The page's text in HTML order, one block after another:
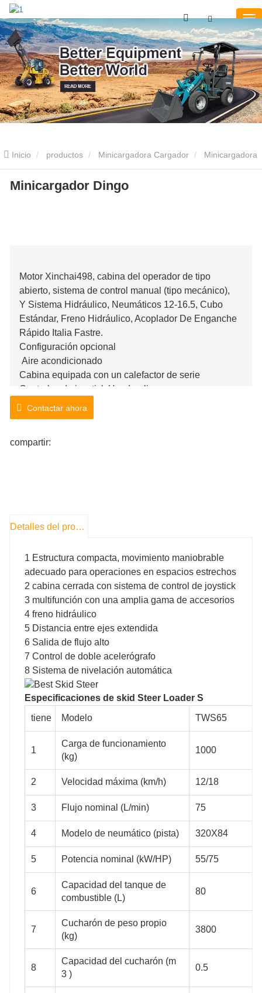
Inicio productos Minicargadora Cargador Minicargadora
de ruedas de 100Hp Minicargador Dingo
Minicargador Dingo
Motor Xinchai498, cabina del operador de tipo
abierto, sistema de control manual (tipo mecánico),
Y Sistema Hidráulico, Neumáticos 12-16.5, Cubo
Estándar, Freno Hidráulico, Acoplador De Enganche
Rápido Italia Fastre.
Configuración opcional
Aire acondicionado
Cabina equipada con un calefactor de serie
Controles de joystick Haydraulic
Contactar ahora
compartir:
Detalles del producto
1 Estructura compacta, movimiento maniobrable
adecuado para operaciones en espacios estrechos
2 cabina cerrada con sistema de control de joystick
3 multifunción con una amplia gama de accesorios
4 freno hidráulico
5 Distancia entre ejes extendida
6 Salida de flujo alto
7 Control de doble acelerógrafo
8 Sistema de nivelación automática
Especificaciones de skid Steer Loader S
tiene
Modelo TWS65
1
Carga de funcionamiento
(kg)
1000
2 Velocidad máxima (km/h) 12/18
3 Flujo nominal (L/min) 75
4 Modelo de neumático (pista) 320X84
5 Potencia nominal (kW/HP) 55/75
6
Capacidad del tanque de
combustible (L)
80
7
Cucharón de peso propio
(kg)
3800
8
Capacidad del cucharón (m
3 )
0.5
TWSS65 TWSS100
1200
12/18
320X84 320X84